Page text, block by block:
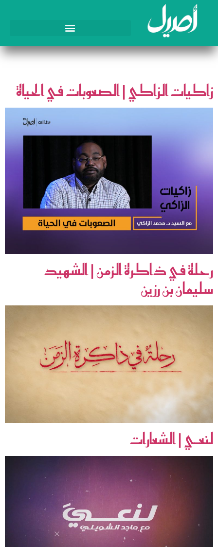
اليوم:18 مارس، 2025
زاكيات الزاكي | الصعوبات في الحياة
رحلة في ذاكرة الزمن | الشهيد
سليمان بن رزين
لنعـي | الشعارات